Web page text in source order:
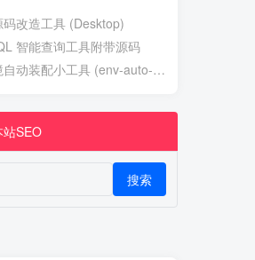
改造工具 (Desktop)
智能查询工具附带源码
动装配小工具 (env-auto-setup)
SEO
搜索